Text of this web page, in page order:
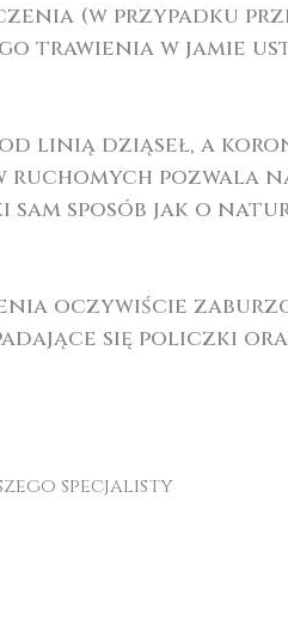
(w przypadku
trawienia w jamie
linią dziąseł, a
sposób jak o
oczywiście
się policzki
specjalisty